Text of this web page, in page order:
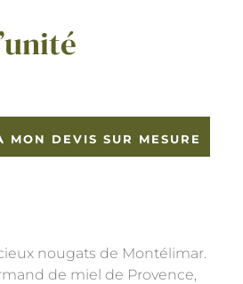
MON DEVIS SUR MESURE
nougats de Montélimar.
de miel de Provence,